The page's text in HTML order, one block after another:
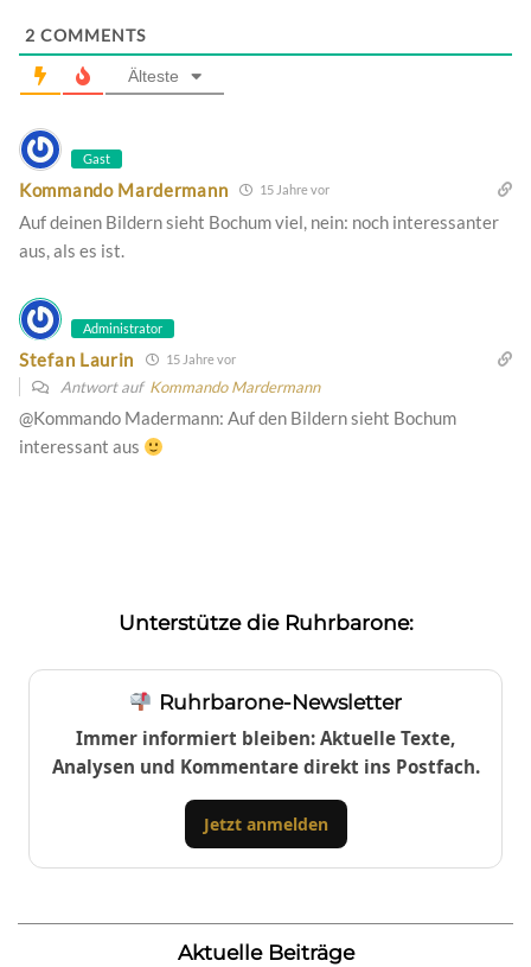
2 COMMENTS
Älteste
Gast
Kommando Mardermann 15 Jahre vor
Auf deinen Bildern sieht Bochum viel, nein: noch interessanter
aus, als es ist.
Administrator
Stefan Laurin 15 Jahre vor
Antwort auf Kommando Mardermann
@Kommando Madermann: Auf den Bildern sieht Bochum
interessant aus
Unterstütze die Ruhrbarone:
Ruhrbarone-Newsletter
Immer informiert bleiben: Aktuelle Texte,
Analysen und Kommentare direkt ins Postfach.
Jetzt anmelden
Aktuelle Beiträge